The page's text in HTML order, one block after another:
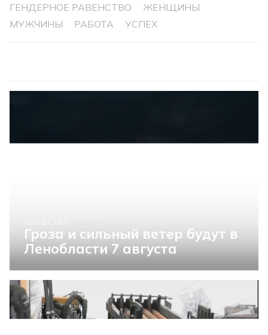
ГЕНДЕРНОЕ РАВЕНСТВО
ЖЕНЩИНЫ
МУЖЧИНЫ
РАБОТА УСПЕХ
Гроза и сильный ветер будут в
Ленобласти 7 августа